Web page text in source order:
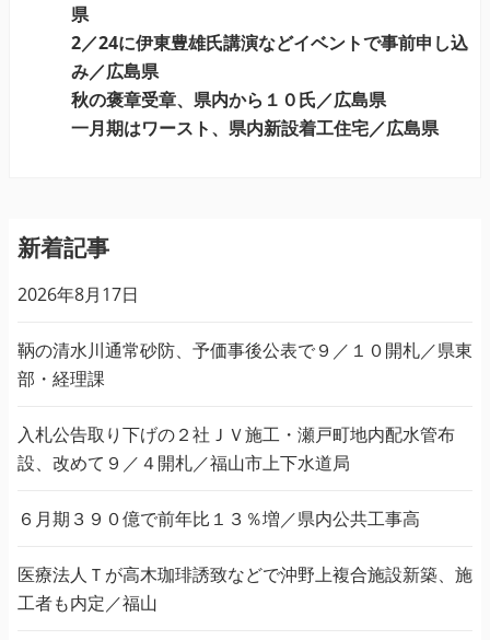
県
2／24に伊東豊雄氏講演などイベントで事前申し込
み／広島県
秋の褒章受章、県内から１０氏／広島県
一月期はワースト、県内新設着工住宅／広島県
新着記事
2026年8月17日
鞆の清水川通常砂防、予価事後公表で９／１０開札／県東
部・経理課
入札公告取り下げの２社ＪＶ施工・瀬戸町地内配水管布
設、改めて９／４開札／福山市上下水道局
６月期３９０億で前年比１３％増／県内公共工事高
医療法人Ｔが高木珈琲誘致などで沖野上複合施設新築、施
工者も内定／福山